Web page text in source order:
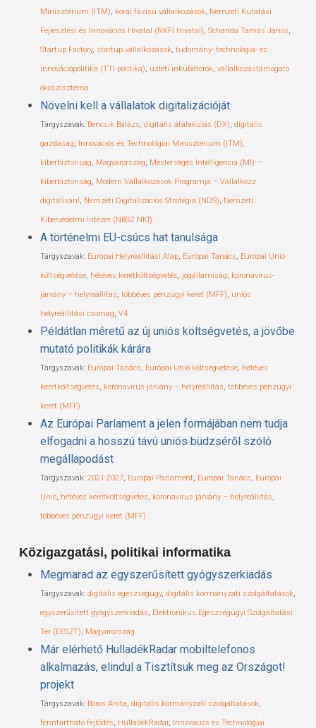
Minisztérium (ITM), korai fázisú vállalkozások, Nemzeti Kutatási
Fejlesztési és Innovációs Hivatal (NKFI Hivatal), Schanda Tamás János,
Startup Factory, startup vállalkozások, tudomány- technológia- és
innovációpolitika (TTI-politika), üzleti inkubátorok, vállalkozástámogató
ökoszisztéma
Növelni kell a vállalatok digitalizációját
Tárgyszavak: Bencsik Balázs, digitális átalakulás (DX), digitális
gazdaság, Innovációs és Technológiai Minisztérium (ITM),
kiberbiztonság, Magyarország, Mesterséges Intelligencia (MI) —
kiberbiztonság, Modern Vállalkozások Programja – Vállalkozz
digitálisan!, Nemzeti Digitalizációs Stratégia (NDS), Nemzeti
Kibervédelmi Intézet (NBSZ NKI)
A történelmi EU-csúcs hat tanulsága
Tárgyszavak: Európai Helyreállítási Alap, Európai Tanács, Európai Unió
költségvetése, hétéves keretköltségvetés, jogállamiság, koronavírus-
járvány – helyreállítás, többéves pénzügyi keret (MFF), uniós
helyreállítási csomag, V4
Példátlan méretű az új uniós költségvetés, a jövőbe
mutató politikák kárára
Tárgyszavak: Európai Tanács, Európai Unió költségvetése, hétéves
keretköltségvetés, koronavírus-járvány – helyreállítás, többéves pénzügyi
keret (MFF)
Az Európai Parlament a jelen formájában nem tudja
elfogadni a hosszú távú uniós büdzséről szóló
megállapodást
Tárgyszavak: 2021-2027, Európai Parlament, Európai Tanács, Európai
Unió, hétéves keretköltségvetés, koronavírus-járvány – helyreállítás,
többéves pénzügyi keret (MFF)
Közigazgatási, politikai informatika
Megmarad az egyszerűsített gyógyszerkiadás
Tárgyszavak: digitális egészségügy, digitális kormányzati szolgáltatások,
egyszerűsített gyógyszerkiadás, Elektronikus Egészségügyi Szolgáltatási
Tér (EESZT), Magyarország
Már elérhető HulladékRadar mobiltelefonos
alkalmazás, elindul a Tisztítsuk meg az Országot!
projekt
Tárgyszavak: Boros Anita, digitális kormányzati szolgáltatások,
fenntartható fejlődés, HulladékRadar, Innovációs és Technológiai